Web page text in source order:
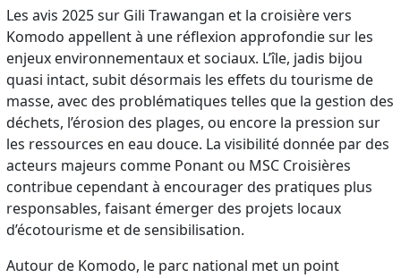
Les avis 2025 sur Gili Trawangan et la croisière vers
Komodo appellent à une réflexion approfondie sur les
enjeux environnementaux et sociaux. L’île, jadis bijou
quasi intact, subit désormais les effets du tourisme de
masse, avec des problématiques telles que la gestion des
déchets, l’érosion des plages, ou encore la pression sur
les ressources en eau douce. La visibilité donnée par des
acteurs majeurs comme Ponant ou MSC Croisières
contribue cependant à encourager des pratiques plus
responsables, faisant émerger des projets locaux
d’écotourisme et de sensibilisation.
Autour de Komodo, le parc national met un point